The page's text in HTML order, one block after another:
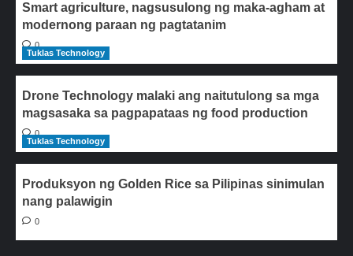
Smart agriculture, nagsusulong ng maka-agham at
modernong paraan ng pagtatanim
0
Tuklas Technology
Drone Technology malaki ang naitutulong sa mga
magsasaka sa pagpapataas ng food production
0
Tuklas Technology
Produksyon ng Golden Rice sa Pilipinas sinimulan
nang palawigin
0